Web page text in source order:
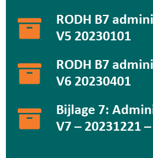
RODH B7
V5 20230101
RODH B7
V6 20230401
Bijlage 7:
V7 – 20231221